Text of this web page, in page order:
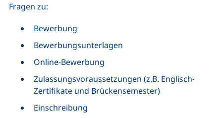
Fragen zu:
Bewerbung
Bewerbungsunterlagen
Online-Bewerbung
Zulassungsvoraussetzungen (z.B. Englisch-
Zertifikate und Brückensemester)
Einschreibung